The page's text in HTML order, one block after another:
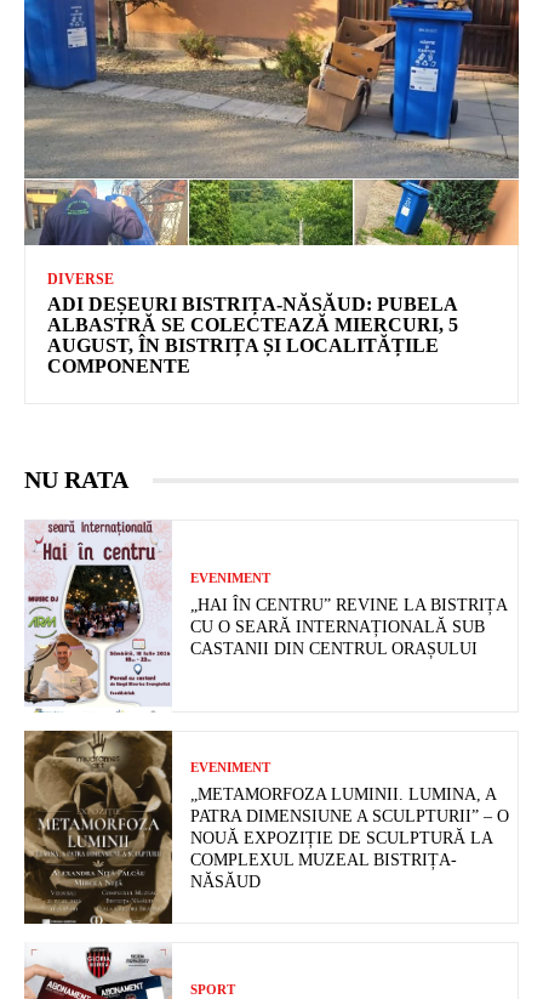
DIVERSE
ADI DEȘEURI BISTRIȚA-NĂSĂUD: PUBELA
ALBASTRĂ SE COLECTEAZĂ MIERCURI, 5
AUGUST, ÎN BISTRIȚA ȘI LOCALITĂȚILE
COMPONENTE
NU RATA
EVENIMENT
„HAI ÎN CENTRU” REVINE LA BISTRIȚA
CU O SEARĂ INTERNAȚIONALĂ SUB
CASTANII DIN CENTRUL ORAȘULUI
EVENIMENT
„METAMORFOZA LUMINII. LUMINA, A
PATRA DIMENSIUNE A SCULPTURII” – O
NOUĂ EXPOZIȚIE DE SCULPTURĂ LA
COMPLEXUL MUZEAL BISTRIȚA-
NĂSĂUD
SPORT